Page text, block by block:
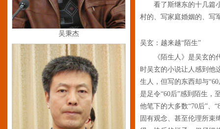
吴秉杰
看了斯继东的十几篇小
村的、写家庭婚姻的、
吴玄：越来越“陌生”
《陌生人》是吴玄
时吴玄的小说让人感到他
生人，但写的东西却与
是足令“60后”感到陌生，
他笔下的大多数“70后”、
固有观念、甚至伦理所束